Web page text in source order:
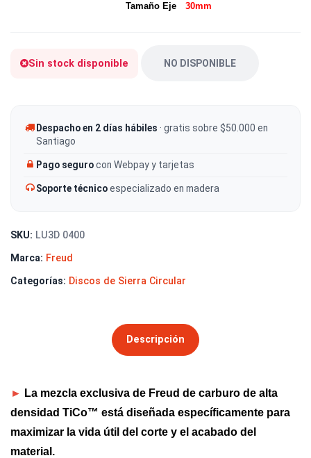
Tamaño Eje 30mm
Sin stock disponible NO DISPONIBLE
Despacho en 2 días hábiles · gratis sobre $50.000 en
Santiago
Pago segurocon Webpay y tarjetas
Soporte técnicoespecializado en madera
SKU: LU3D 0400
Marca: Freud
Categorías: Discos de Sierra Circular
Descripción
► La mezcla exclusiva de Freud de carburo de alta
densidad TiCo™ está diseñada específicamente para
maximizar la vida útil del corte y el acabado del
material.